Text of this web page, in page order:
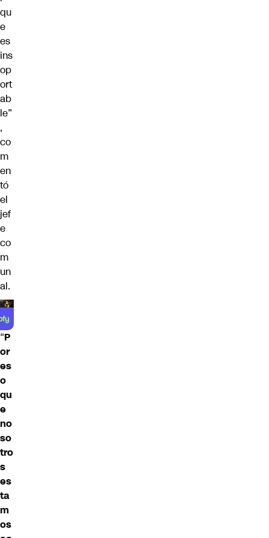
qu
e
es
ins
op
ort
ab
le”
,
co
m
en
tó
el
jef
e
co
m
un
al.
“P
or
es
o
qu
e
no
so
tro
s
es
ta
m
os